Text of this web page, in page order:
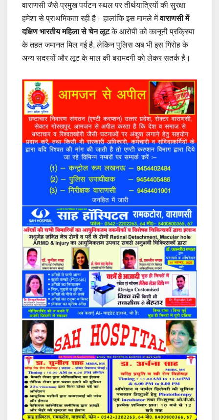
वाराणसी जैसे प्रमुख पर्यटन स्थल पर तीर्थयात्रियों की सुरक्षा
हमेशा से प्राथमिकता रही है। हालांकि इस मामले मेंवाराणसी में
दक्षिण भारतीय महिला से चेन लूटके आरोपी को कानूनी प्रक्रिया
के तहत जमानत मिल गई है, लेकिन पुलिस अब भी इस गिरोह के
अन्य सदस्यों और लूट के माल की बरामदगी को लेकर सतर्क है।